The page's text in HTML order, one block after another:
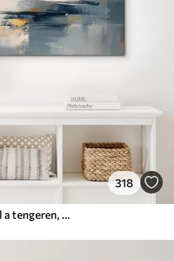
318
Absztrakció a vitorlásokkal a tengeren, akril stílusban, naplemente